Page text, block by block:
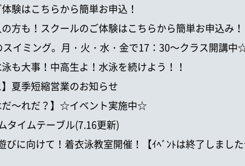
験はこちらから簡単お申込！
方も！スクールのご体験はこちらから簡単お申込み！
イミング。月・火・水・金で17：30～クラス開講中
も大事！中高生よ！水泳を続けよう！！
夏季短縮営業のお知らせ
だ～れだ？】☆イベント実施中☆
タイムテーブル(7.16更新)
びに向けて！着衣泳教室開催！【ｲﾍﾞﾝﾄは終了しました